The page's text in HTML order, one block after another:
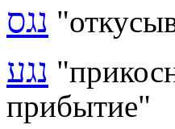
נגס "
נגע
прибытие"